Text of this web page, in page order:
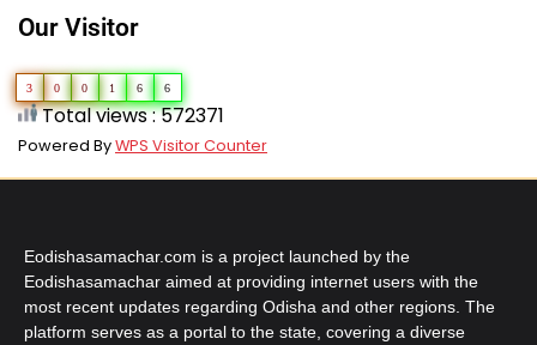
Our Visitor
3 0 0 1 6 6
Total views : 572371
Powered ByWPS Visitor Counter
Eodishasamachar.com is a project launched by the
Eodishasamachar aimed at providing internet users with the
most recent updates regarding Odisha and other regions. The
platform serves as a portal to the state, covering a diverse